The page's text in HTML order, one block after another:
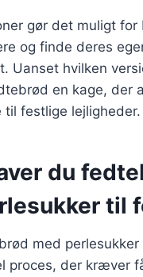
gør det muligt for
og finde deres
Uanset hvilken
en kage, der
festlige lejligheder.
du
til
med perlesukker
proces, der kræver